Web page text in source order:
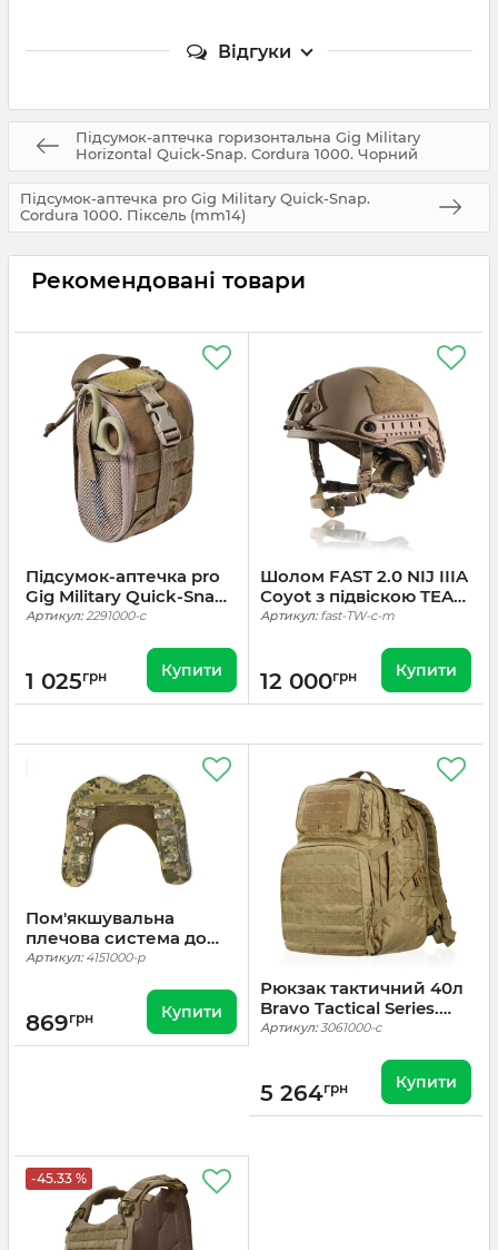
Відгуки
Підсумок-аптечка горизонтальна Gig Military
Horizontal Quick-Snap. Cordura 1000. Чорний
Підсумок-аптечка pro Gig Military Quick-Snap.
Cordura 1000. Піксель (mm14)
Рекомендовані товари
Підсумок-аптечка pro
Gig Military Quick-Snap.
Cordura 1000. Койот
Артикул:2291000-c
1 025грн Купити
Шолом FAST 2.0 NIJ IIIA
Coyot з підвіскою TEAM
WENDY (Каска
Артикул:fast-TW-c-m
12 000грн Купити
Пом'якшувальна
плечова система до
плитоноски (Демпфер
Comfort Pro. Піксель
Артикул:4151000-p
869грн Купити
Рюкзак тактичний 40л
Bravo Tactical Series.
Койот
Артикул:3061000-c
5 264грн Купити
-45.33 %